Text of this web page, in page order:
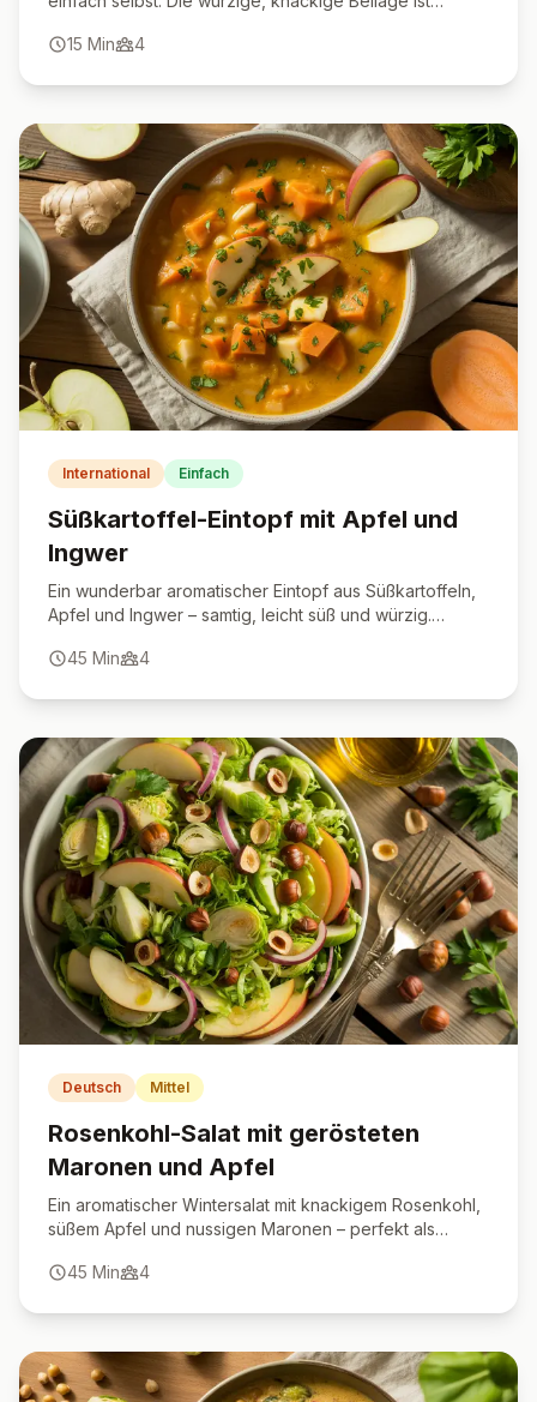
Gerichten.
15 Min 4
International Einfach
Süßkartoffel-Eintopf mit Apfel und
Ingwer
Ein wunderbar aromatischer Eintopf aus Süßkartoffeln,
Apfel und Ingwer – samtig, leicht süß und würzig.
45 Min 4
Deutsch Mittel
Rosenkohl-Salat mit gerösteten
Maronen und Apfel
Ein aromatischer Wintersalat mit knackigem Rosenkohl,
süßem Apfel und nussigen Maronen – perfekt als
45 Min 4